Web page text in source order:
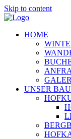
Skip to content
HOME
UNSER